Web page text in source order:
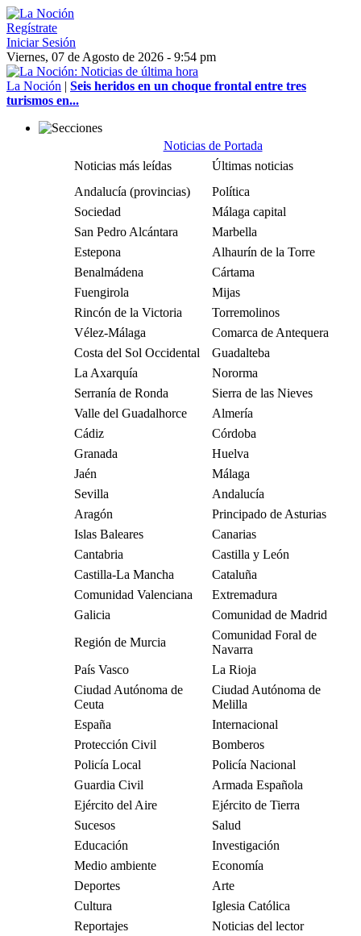
Regístrate
Iniciar Sesión
Viernes, 07 de Agosto de 2026 - 9:54 pm
La Noción | Seis heridos en un choque frontal entre tres
turismos en...
Noticias de Portada
Noticias más leídas
Últimas noticias
Andalucía (provincias)
Política
Sociedad
Málaga capital
San Pedro Alcántara
Marbella
Estepona
Alhaurín de la Torre
Benalmádena
Cártama
Fuengirola
Mijas
Rincón de la Victoria
Torremolinos
Vélez-Málaga
Comarca de Antequera
Costa del Sol Occidental
Guadalteba
La Axarquía
Nororma
Serranía de Ronda
Sierra de las Nieves
Valle del Guadalhorce
Almería
Cádiz
Córdoba
Granada
Huelva
Jaén
Málaga
Sevilla
Andalucía
Aragón
Principado de Asturias
Islas Baleares
Canarias
Cantabria
Castilla y León
Castilla-La Mancha
Cataluña
Comunidad Valenciana
Extremadura
Galicia
Comunidad de Madrid
Región de Murcia
Comunidad Foral de
Navarra
País Vasco
La Rioja
Ciudad Autónoma de
Ceuta
Ciudad Autónoma de
Melilla
España
Internacional
Protección Civil
Bomberos
Policía Local
Policía Nacional
Guardia Civil
Armada Española
Ejército del Aire
Ejército de Tierra
Sucesos
Salud
Educación
Investigación
Medio ambiente
Economía
Deportes
Arte
Cultura
Iglesia Católica
Reportajes
Noticias del lector